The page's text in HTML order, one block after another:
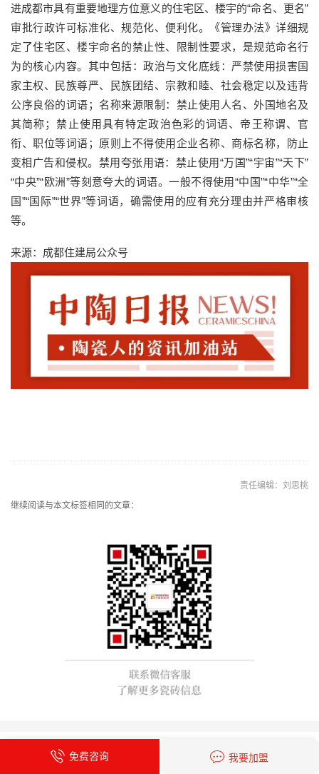
进成都市具有重要地理方位意义的住宅区、楼宇的“命名、更名”
审批行政许可标准化、规范化、便利化。《管理办法》详细规
定了住宅区、楼宇命名的禁止性、限制性要求，是规范命名行
为的核心内容。其中包括：政治与文化底线：严禁使用损害国
家主权、民族尊严、民族团结、宗教和睦、社会稳定以及违背
公序良俗的词语；名称来源限制：禁止使用人名、外国地名及
其简称；禁止使用具有特定政治色彩的词语、帝王称谓、官
衔、职位等词语；原则上不得使用企业名称、商标名称，防止
变相广告和侵权。禁用夸张用语：禁止使用“万国”“宇宙”“天下”
“中央”“欧洲”等刻意夸大的词语。一般不得使用“中国”“中华”“全
国”“国际”“世界”等词语，确需使用的应有充分理由并严格审核
等。
来源：成都住建局公众号
责任编辑：刘思桃
继续阅读与本文标签相同的文章：
相关推荐资讯免费咨询 我要加盟